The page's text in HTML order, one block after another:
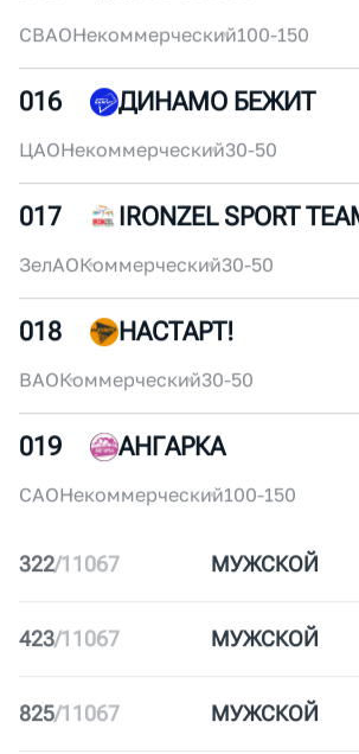
014 FRIENDS RUNNERS
САОНекоммерческий10-30
015 #ЯUZARUN
СВАО Некоммерческий100-150
016 ДИНАМО БЕЖИТ
ЦАОНекоммерческий30-50
017 IRONZEL SPORT TEAM
ЗелАО Коммерческий30-50
018 НАСТАРТ!
ВАО Коммерческий 30-50